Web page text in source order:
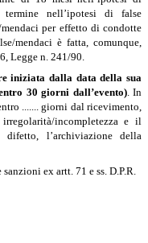
nell’ipotesi di false
per effetto di condotte
mendaci è fatta, comunque,
Legge n. 241/90.
iniziata dalla data della sua
30 giorni dall’evento). In
....... giorni dal ricevimento,
incompletezza e il
difetto, l’archiviazione della
ex artt. 71 e ss. D.P.R.